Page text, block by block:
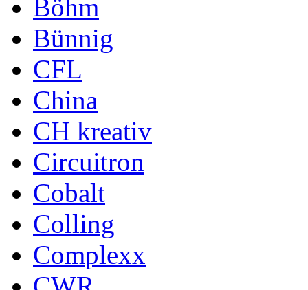
Böhm
Bünnig
CFL
China
CH kreativ
Circuitron
Cobalt
Colling
Complexx